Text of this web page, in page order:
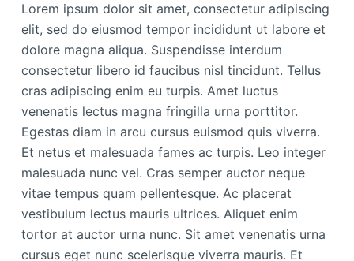
Lorem ipsum dolor sit amet, consectetur adipiscing
elit, sed do eiusmod tempor incididunt ut labore et
dolore magna aliqua. Suspendisse interdum
consectetur libero id faucibus nisl tincidunt. Tellus
cras adipiscing enim eu turpis. Amet luctus
venenatis lectus magna fringilla urna porttitor.
Egestas diam in arcu cursus euismod quis viverra.
Et netus et malesuada fames ac turpis. Leo integer
malesuada nunc vel. Cras semper auctor neque
vitae tempus quam pellentesque. Ac placerat
vestibulum lectus mauris ultrices. Aliquet enim
tortor at auctor urna nunc. Sit amet venenatis urna
cursus eget nunc scelerisque viverra mauris. Et